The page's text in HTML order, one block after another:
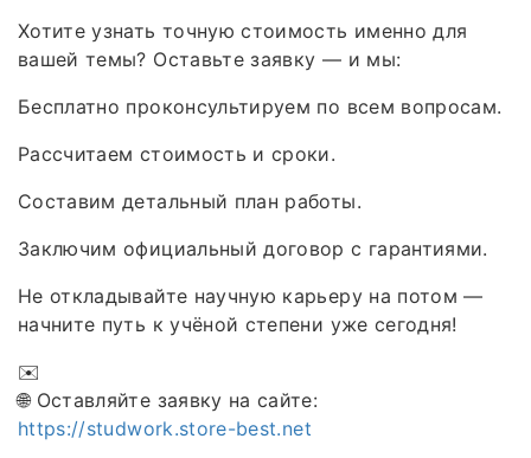
Хотите узнать точную стоимость именно для
вашей темы? Оставьте заявку — и мы:
Бесплатно проконсультируем по всем вопросам.
Рассчитаем стоимость и сроки.
Составим детальный план работы.
Заключим официальный договор с гарантиями.
Не откладывайте научную карьеру на потом —
начните путь к учёной степени уже сегодня!
✉️
🌐 Оставляйте заявку на сайте:
https://studwork.store-best.net